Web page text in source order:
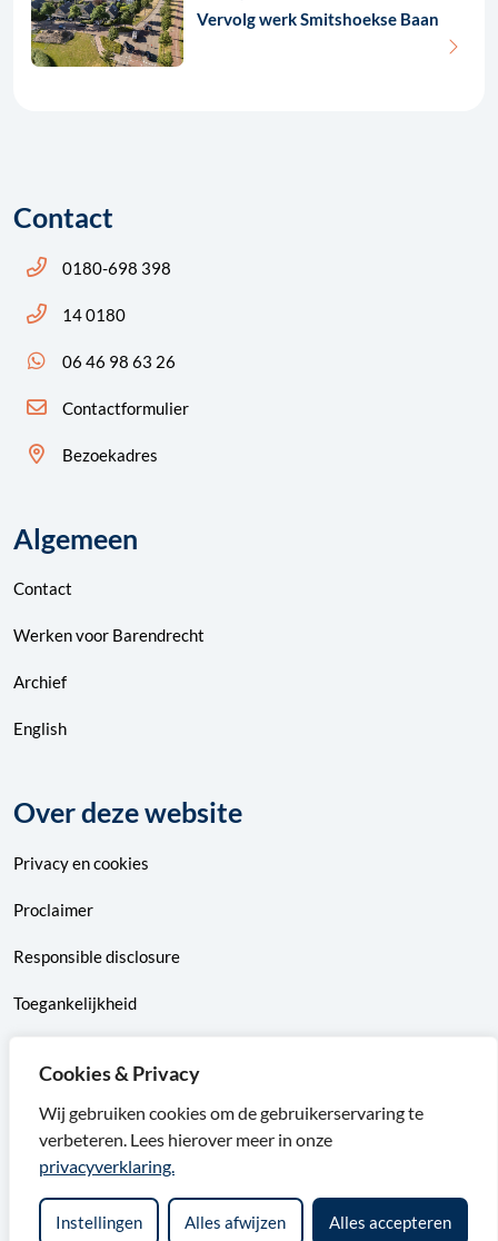
Cookies & Privacy
Wij gebruiken cookies om de gebruikerservaring te
verbeteren. Lees hierover meer in onze
privacyverklaring.
Instellingen Alles afwijzen Alles accepteren
Vervolg werk Smitshoekse Baan
Contact
Bel ons: 14 0180
0180-698 398
Bel ons: 14 0180
14 0180
App ons: 06 46 98 63 26 (WhatsApp)
06 46 98 63 26
Contactformulier
Bezoekadres
Algemeen
Contact
Werken voor Barendrecht
Archief
English
Over deze website
Privacyencookies
Proclaimer
Responsible disclosure
Toegankelijkheid
F
a
c
X
v
a
n
i
n